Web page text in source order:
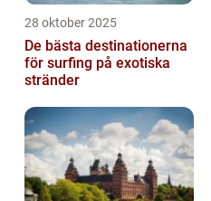
28 oktober 2025
De bästa destinationerna
för surfing på exotiska
stränder